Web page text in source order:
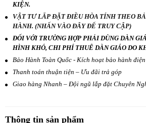
KIỆN.
VẬT TƯ LẮP ĐẶT ĐIỀU HÒA TÍNH THEO
HÀNH. (NHẤN VÀO ĐÂY ĐỂ TRUY CẬP)
ĐỐI VỚI TRƯỜNG HỢP PHẢI DÙNG DÀN
HÌNH KHÓ, CHI PHÍ THUÊ DÀN GIÁO DO
Bảo Hành Toàn Quốc - Kích hoạt bảo hành
Thanh toán thuận tiện – Ưu đãi trả góp
Giao hàng Nhanh – Đội ngũ lắp đặt Chuyên
Thông tin sản phẩm